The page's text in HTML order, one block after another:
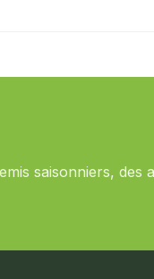
saisonniers,